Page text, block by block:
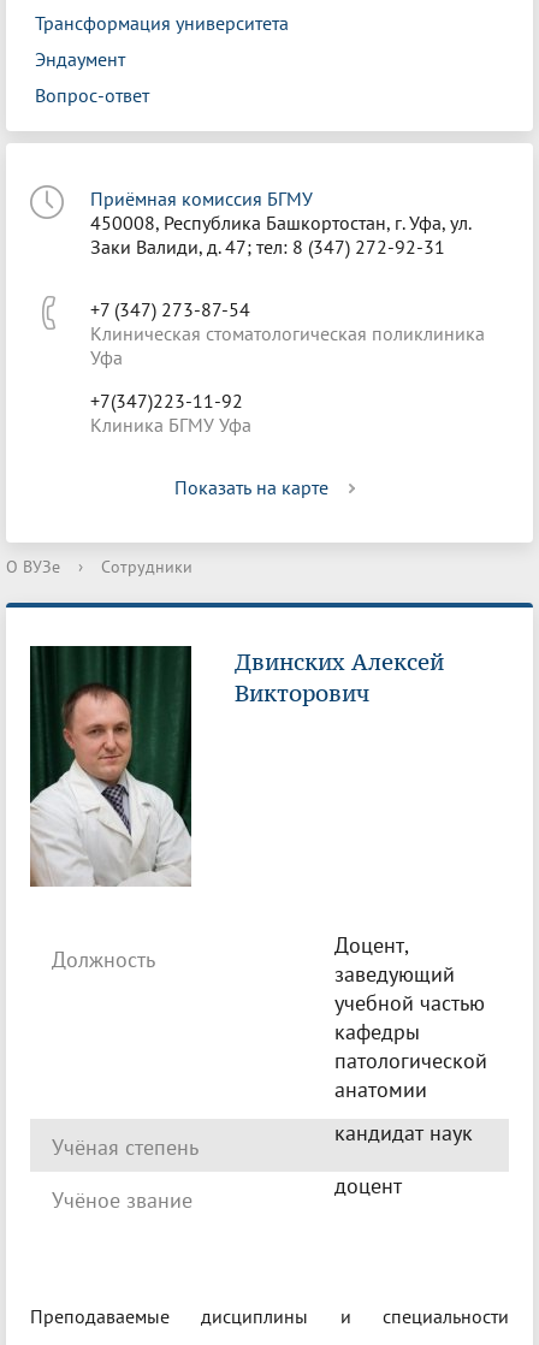
Трансформация университета
Эндаумент
Вопрос-ответ
Приёмная комиссия БГМУ
450008, Республика Башкортостан, г. Уфа, ул.
Заки Валиди, д. 47; тел: 8 (347) 272-92-31
+7 (347) 273-87-54
Клиническая стоматологическая поликлиника
Уфа
+7(347)223-11-92
Клиника БГМУ Уфа
Показать на карте
О ВУЗе › Сотрудники
Двинских Алексей
Викторович
Должность
Доцент,
заведующий
учебной частью
кафедры
патологической
анатомии
Учёная степень
кандидат наук
Учёное звание
доцент
Преподаваемые дисциплины и специальности